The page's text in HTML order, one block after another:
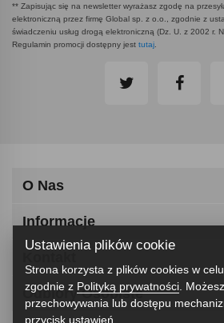
** Zapisując się na newsletter wyrażasz zgodę na
elektroniczną przez firmę Global sp. z o.o., zgodnie z
świadczeniu usług drogą elektroniczną (Dz. U. z 2002 r.
Regulamin promocji dostępny jest tutaj
O Nas
Informacje
Odbiory Osobiste
Ustawienia plików cookie
Strona korzysta z plików cookies w
zgodnie z Polityką prywatności .
przechowywania lub dostępu
przycisk ustawień.